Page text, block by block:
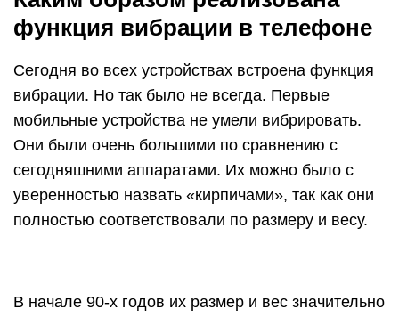
На звуковыводящие устройства подавались
низкочастотные звуки, которые были похожими
разных концов света начали применять в своих